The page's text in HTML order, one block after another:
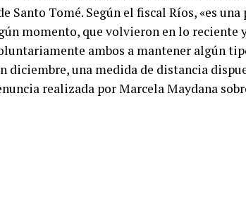
Santo Tomé. Según el fiscal Ríos, «es
momento, que volvieron en lo reciente
ambos a mantener algún
diciembre, una medida de distancia
realizada por Marcela Maydana